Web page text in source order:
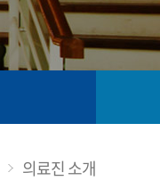
의료진 소개